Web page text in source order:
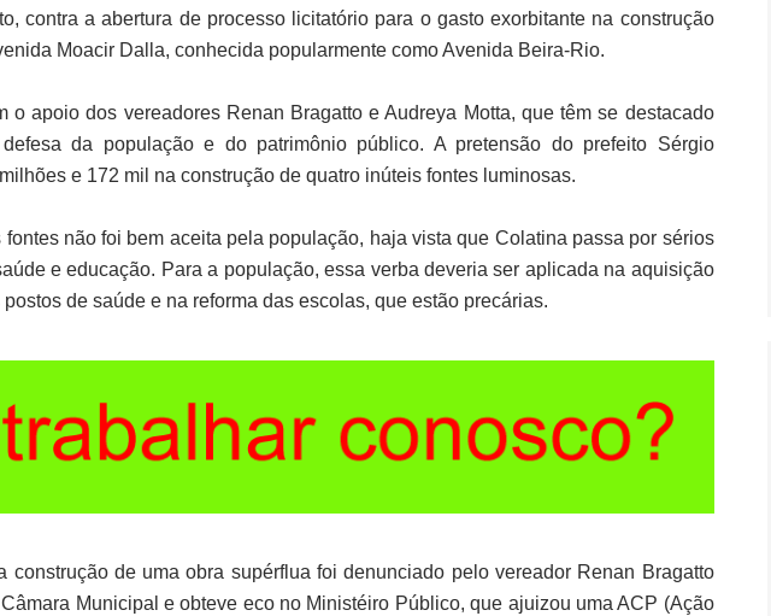
contra a abertura de processo licitatório para o gasto exorbitante na construção
Moacir Dalla, conhecida popularmente como Avenida Beira-Rio.
o apoio dos vereadores Renan Bragatto e Audreya Motta, que têm se destacado
da população e do patrimônio público. A pretensão do prefeito Sérgio
e 172 mil na construção de quatro inúteis fontes luminosas.
não foi bem aceita pela população, haja vista que Colatina passa por sérios
e educação. Para a população, essa verba deveria ser aplicada na aquisição
de saúde e na reforma das escolas, que estão precárias.
construção de uma obra supérflua foi denunciado pelo vereador Renan Bragatto
Municipal e obteve eco no Ministéiro Público, que ajuizou uma ACP (Ação